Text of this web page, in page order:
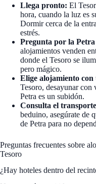
Llega pronto: El
hora, cuando la luz es
Dormir cerca de la
estrés.
Pregunta por la
alojamientos venden
donde el Tesoro se
pero mágico.
Elige alojamiento con
Tesoro, desayunar con
Petra es un subidón.
Consulta el
beduino, asegúrate de
de Petra para no
Preguntas frecuentes sobre
Tesoro
¿Hay hoteles dentro del